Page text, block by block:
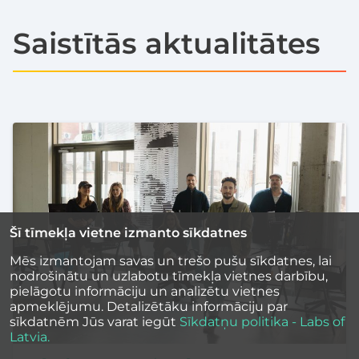
Saistītās aktualitātes
Šī tīmekļa vietne izmanto sīkdatnes
Mēs izmantojam savas un trešo pušu sīkdatnes, lai
nodrošinātu un uzlabotu tīmekļa vietnes darbību,
pielāgotu informāciju un analizētu vietnes
apmeklējumu. Detalizētāku informāciju par
sīkdatnēm Jūs varat iegūt Sīkdatņu politika - Labs of
Latvia.